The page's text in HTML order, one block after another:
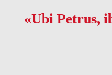
«Ubi Petrus,